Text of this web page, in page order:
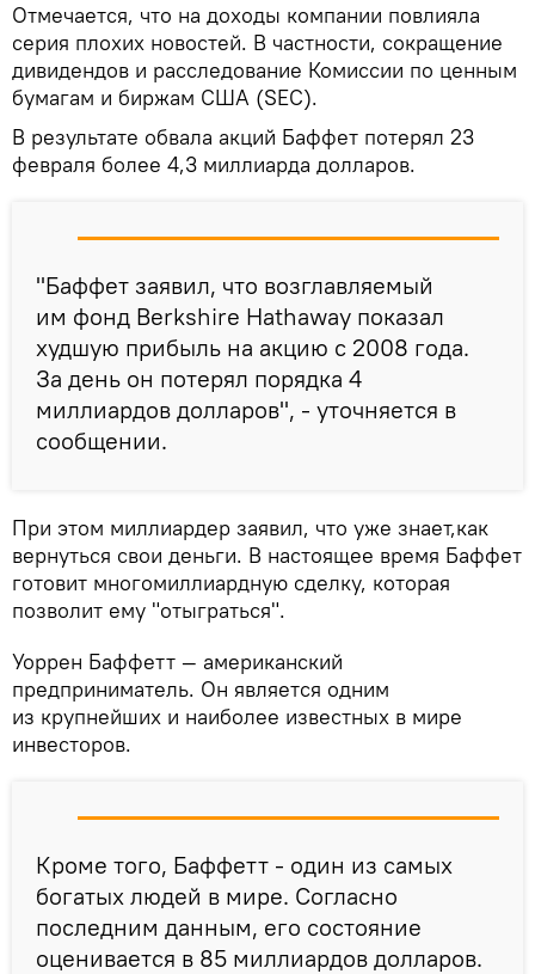
Отмечается, что на доходы компании повлияла
серия плохих новостей. В частности, сокращение
дивидендов и расследование Комиссии по ценным
бумагам и биржам США (SEC).
В результате обвала акций Баффет потерял 23
февраля более 4,3 миллиарда долларов.
"Баффет заявил, что возглавляемый
им фонд Berkshire Hathaway показал
худшую прибыль на акцию с 2008 года.
За день он потерял порядка 4
миллиардов долларов", - уточняется в
сообщении.
При этом миллиардер заявил, что уже знает,как
вернуться свои деньги. В настоящее время Баффет
готовит многомиллиардную сделку, которая
позволит ему "отыграться".
Уоррен Баффетт — американский
предприниматель. Он является одним
из крупнейших и наиболее известных в мире
инвесторов.
Кроме того, Баффетт - один из самых
богатых людей в мире. Согласно
последним данным, его состояние
оценивается в 85 миллиардов долларов.